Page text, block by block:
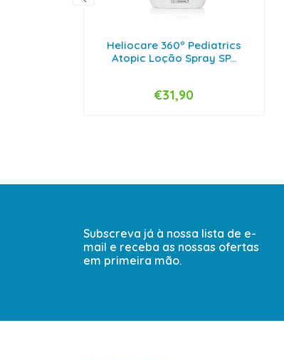
Heliocare 360º Pediatrics
Atopic Loção Spray SP...
+
€31,90
Subscreva já à nossa lista de e-
mail e receba as nossas ofertas
em primeira mão.